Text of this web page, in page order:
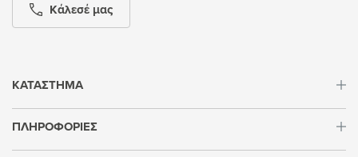
Κάλεσέ μας
ΚΑΤΑΣΤΗΜΑ
ΠΛΗΡΟΦΟΡΙΕΣ